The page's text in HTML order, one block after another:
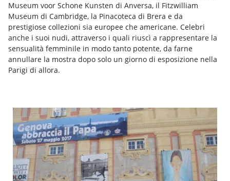
Museum voor Schone Kunsten di Anversa, il Fitzwilliam
Museum di Cambridge, la Pinacoteca di Brera e da
prestigiose collezioni sia europee che americane. Celebri
anche i suoi nudi, attraverso i quali riuscì a rappresentare la
sensualità femminile in modo tanto potente, da farne
annullare la mostra dopo solo un giorno di esposizione nella
Parigi di allora.